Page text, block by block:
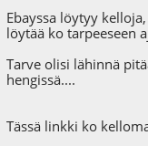
Ebayssa löytyy
löytää ko tarpeeseen
Tarve olisi lähinnä
hengissä....
Tässä linkki ko